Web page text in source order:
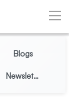
Blogs
Newsletter